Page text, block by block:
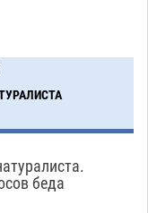
приблизится
06.08
беда